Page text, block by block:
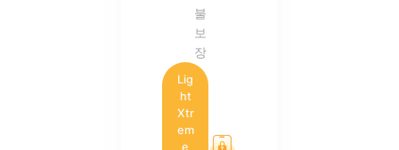
불
보
장
Lig
ht
Xtr
em
e